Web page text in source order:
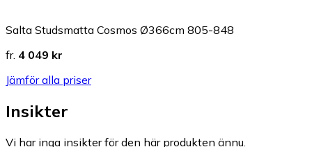
Salta Studsmatta Cosmos Ø366cm 805-848
fr. 4 049 kr
Jämför alla priser
Insikter
Vi har inga insikter för den här produkten ännu.